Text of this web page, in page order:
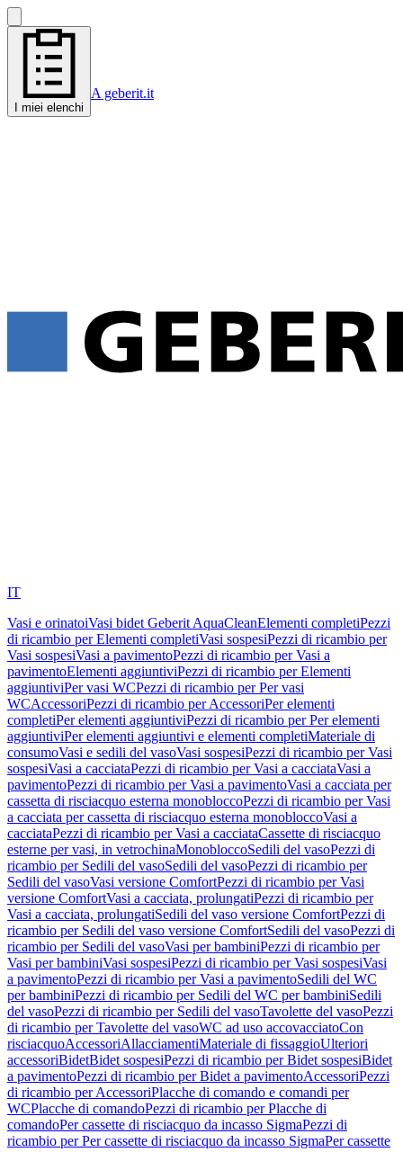
I miei elenchi
A geberit.it
IT
Vasi e orinatoiVasi bidet Geberit AquaCleanElementi completiPezzi
di ricambio per Elementi completiVasi sospesiPezzi di ricambio per
Vasi sospesiVasi a pavimentoPezzi di ricambio per Vasi a
pavimentoElementi aggiuntiviPezzi di ricambio per Elementi
aggiuntiviPer vasi WCPezzi di ricambio per Per vasi
WCAccessoriPezzi di ricambio per AccessoriPer elementi
completiPer elementi aggiuntiviPezzi di ricambio per Per elementi
aggiuntiviPer elementi aggiuntivi e elementi completiMateriale di
consumoVasi e sedili del vasoVasi sospesiPezzi di ricambio per Vasi
sospesiVasi a cacciataPezzi di ricambio per Vasi a cacciataVasi a
pavimentoPezzi di ricambio per Vasi a pavimentoVasi a cacciata per
cassetta di risciacquo esterna monobloccoPezzi di ricambio per Vasi
a cacciata per cassetta di risciacquo esterna monobloccoVasi a
cacciataPezzi di ricambio per Vasi a cacciataCassette di risciacquo
esterne per vasi, in vetrochinaMonobloccoSedili del vasoPezzi di
ricambio per Sedili del vasoSedili del vasoPezzi di ricambio per
Sedili del vasoVasi versione ComfortPezzi di ricambio per Vasi
versione ComfortVasi a cacciata, prolungatiPezzi di ricambio per
Vasi a cacciata, prolungatiSedili del vaso versione ComfortPezzi di
ricambio per Sedili del vaso versione ComfortSedili del vasoPezzi di
ricambio per Sedili del vasoVasi per bambiniPezzi di ricambio per
Vasi per bambiniVasi sospesiPezzi di ricambio per Vasi sospesiVasi
a pavimentoPezzi di ricambio per Vasi a pavimentoSedili del WC
per bambiniPezzi di ricambio per Sedili del WC per bambiniSedili
del vasoPezzi di ricambio per Sedili del vasoTavolette del vasoPezzi
di ricambio per Tavolette del vasoWC ad uso accovacciatoCon
risciacquoAccessoriAllacciamentiMateriale di fissaggioUlteriori
accessoriBidetBidet sospesiPezzi di ricambio per Bidet sospesiBidet
a pavimentoPezzi di ricambio per Bidet a pavimentoAccessoriPezzi
di ricambio per AccessoriPlacche di comando e comandi per
WCPlacche di comandoPezzi di ricambio per Placche di
comandoPer cassette di risciacquo da incasso SigmaPezzi di
ricambio per Per cassette di risciacquo da incasso SigmaPer cassette